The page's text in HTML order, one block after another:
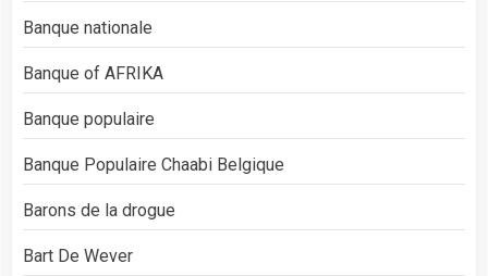
Banque nationale
Banque of AFRIKA
Banque populaire
Banque Populaire Chaabi Belgique
Barons de la drogue
Bart De Wever